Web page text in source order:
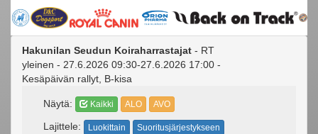
Hakunilan Seudun Koiraharrastajat - RT
yleinen - 27.6.2026 09:30-27.6.2026 17:00 -
Kesäpäivän rallyt, B-kisa
Näytä: Kaikki ALO AVO
Lajittele: Luokittain
Suoritusjärjestykseen